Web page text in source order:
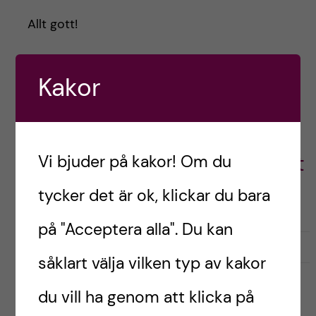
Allt gott!
Logopedstudent
i
l
i
l
Kakor
Vi bjuder på kakor! Om du
tycker det är ok, klickar du bara
på "Acceptera alla". Du kan
såklart välja vilken typ av kakor
du vill ha genom att klicka på